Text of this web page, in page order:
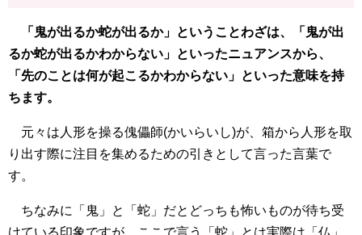
「鬼が出るか蛇が出るか」ということわざは、「鬼が出
るか蛇が出るかわからない」といったニュアンスから、
「先のことは何が起こるかわからない」といった意味を持
ちます。
元々は人形を操る傀儡師(かいらいし)が、箱から人形を取
り出す際に注目を集めるための引きとして言った言葉で
す。
ちなみに「鬼」と「蛇」だとどっちも怖いものが待ち受
けている印象ですが、ここで言う「蛇」とは実際は「仏」